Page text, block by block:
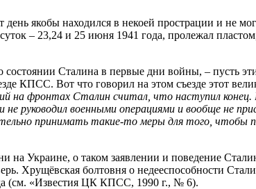
день якобы находился в некоей прострации и
– 23,24 и 25 июня 1941 года, пролежал
состоянии Сталина в первые дни войны, – пусть
КПСС. Вот что говорил на этом съезде этот
фронтах Сталин считал, что наступил конец.
руководил военными операциями и вообще не
принимать такие-то меры для того, чтобы
Украине, о таком заявлении и поведение
Хрущёвская болтовня о недееспособности
(см. «Известия ЦК КПСС, 1990 г., № 6).